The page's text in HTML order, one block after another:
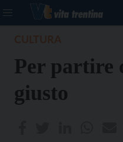
Per partire
giusto